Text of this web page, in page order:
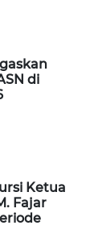
di
Ketua
Fajar